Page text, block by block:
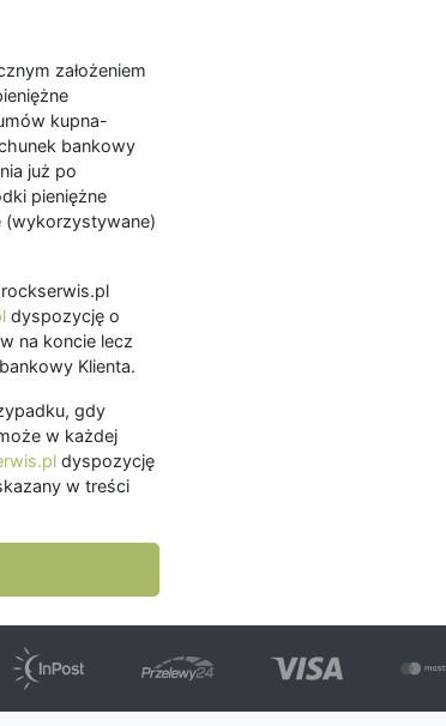
założeniem
kupna-
bankowy
już po
pieniężne
(wykorzystywane)
dyspozycję o
na koncie lecz
Klienta.
gdy
w każdej
dyspozycję
w treści